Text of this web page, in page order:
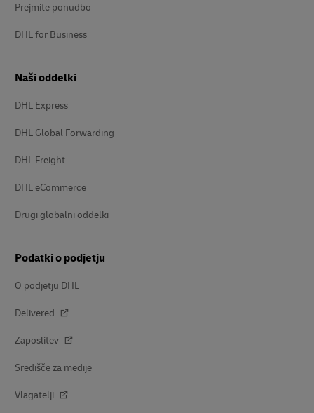
Prejmite ponudbo
DHL for Business
Naši oddelki
DHL Express
DHL Global Forwarding
DHL Freight
DHL eCommerce
Drugi globalni oddelki
Podatki o podjetju
O podjetju DHL
Delivered
Zaposlitev
Središče za medije
Vlagatelji